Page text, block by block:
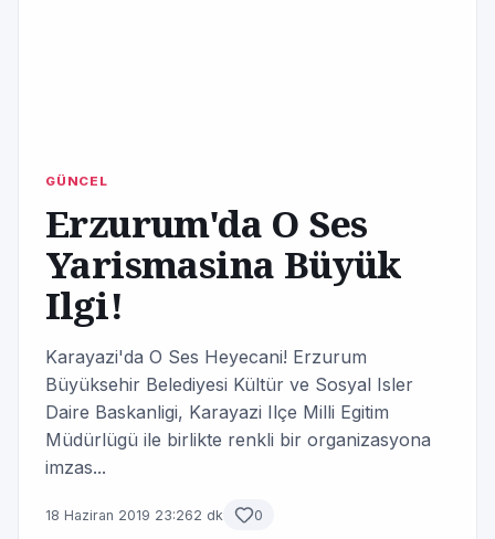
GÜNCEL
Erzurum'da O Ses
Yarismasina Büyük
Ilgi!
Karayazi'da O Ses Heyecani! Erzurum
Büyüksehir Belediyesi Kültür ve Sosyal Isler
Daire Baskanligi, Karayazi Ilçe Milli Egitim
Müdürlügü ile birlikte renkli bir organizasyona
imzas...
18 Haziran 2019 23:262 dk 0